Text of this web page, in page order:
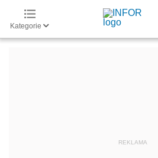
Kategorie